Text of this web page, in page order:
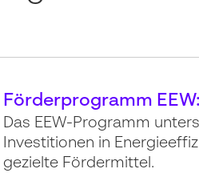
Förderprogramm
Das EEW-Programm
Investitionen in
gezielte Fördermittel.